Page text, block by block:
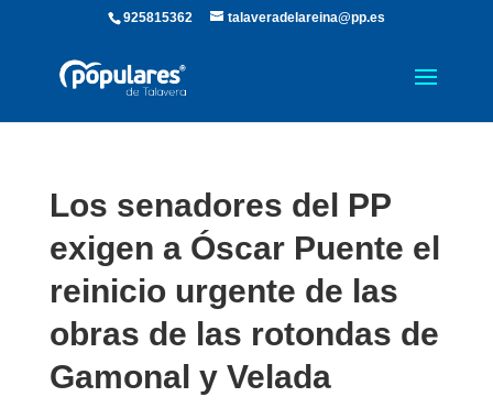
925815362 talaveradelareina@pp.es
Los senadores del PP
exigen a Óscar Puente el
reinicio urgente de las
obras de las rotondas de
Gamonal y Velada